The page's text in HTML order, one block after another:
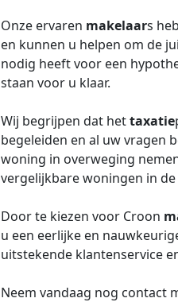
Onze ervaren makelaars
en kunnen u helpen om de
nodig heeft voor een
staan voor u klaar.
Wij begrijpen dat hettaxatie
begeleiden en al uw vragen
woning in overweging
vergelijkbare woningen in
Door te kiezen voor Croon
u een eerlijke en
uitstekende klantenservice
Neem vandaag nog contact